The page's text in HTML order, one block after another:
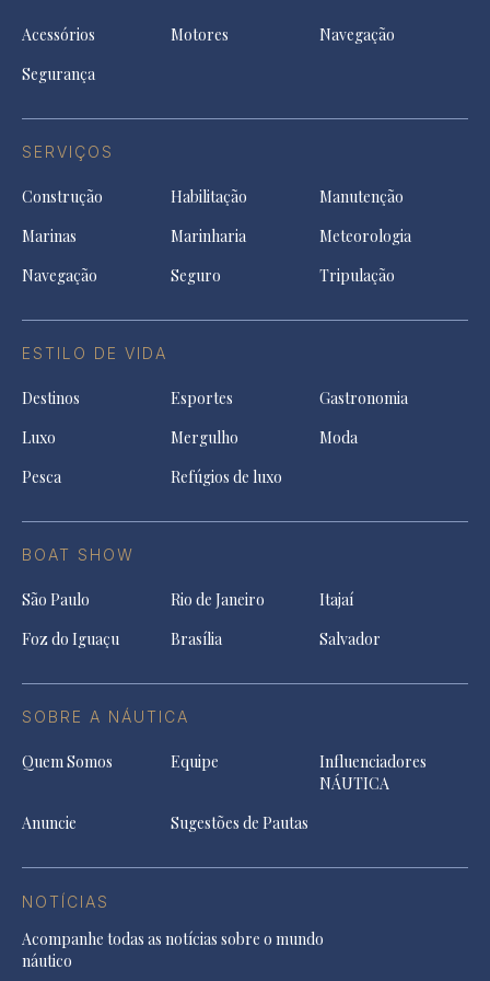
Acessórios Motores
Navegação
Segurança
SERVIÇOS
Construção Habilitação
Manutenção
Marinas
Marinharia
Meteorologia
Navegação
Seguro Tripulação
ESTILO DE VIDA
Destinos Esportes
Gastronomia
Luxo
Mergulho
Moda
Pesca
Refúgios de luxo
BOAT SHOW
São Paulo Rio de Janeiro
Itajaí
Foz do Iguaçu
Brasília Salvador
SOBRE A NÁUTICA
Quem Somos Equipe
Influenciadores
NÁUTICA
Anuncie
Sugestões de Pautas
NOTÍCIAS
Acompanhe todas as notícias sobre o mundo
náutico